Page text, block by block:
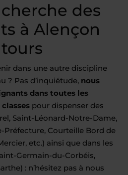
des
à Alençon
dans une autre discipline
? Pas d’inquiétude, nous
dans toutes les
pour dispenser des
Saint-Léonard-Notre-Dame,
Préfecture, Courteille Bord de
etc.) ainsi que dans les
Germain-du-Corbéis,
: n’hésitez pas à nous